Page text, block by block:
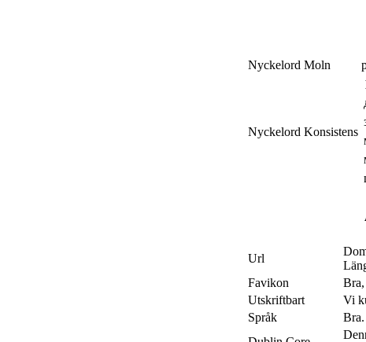
Nyckelord Moln
Nyckelord Konsistens
Url
Favikon
Utskriftbart
Vi
Språk